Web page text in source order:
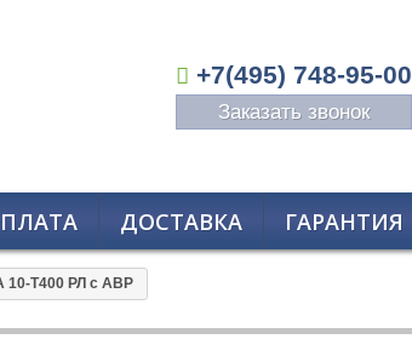
+7(495) 748-95-00
Заказать звонок
ДОСТАВКА ГАРАНТИЯ
10-Т400 РЛ с АВР